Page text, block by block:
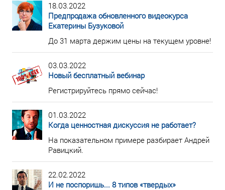
18.03.2022
Предпродажа обновленного видеокурса
Екатерины Бузуковой
До 31 марта держим цены на текущем уровне!
03.03.2022
Новый бесплатный вебинар
Регистрируйтесь прямо сейчас!
01.03.2022
Когда ценностная дискуссия не работает?
На показательном примере разбирает Андрей
Равицкий.
22.02.2022
И не поспоришь... 8 типов «твердых»